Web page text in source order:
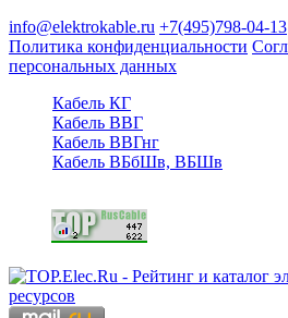
info@elektrokable.ru +7(495)798-04-13
Политика конфиденциальности
персональных данных
Кабель КГ
Кабель ВВГ
Кабель ВВГнг
Кабель ВБбШв, ВБШв